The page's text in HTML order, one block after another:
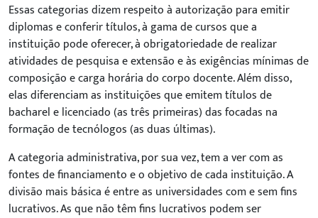
Essas categorias dizem respeito à autorização para emitir
diplomas e conferir títulos, à gama de cursos que a
instituição pode oferecer, à obrigatoriedade de realizar
atividades de pesquisa e extensão e às exigências mínimas de
composição e carga horária do corpo docente. Além disso,
elas diferenciam as instituições que emitem títulos de
bacharel e licenciado (as três primeiras) das focadas na
formação de tecnólogos (as duas últimas).
A categoria administrativa, por sua vez, tem a ver com as
fontes de financiamento e o objetivo de cada instituição. A
divisão mais básica é entre as universidades com e sem fins
lucrativos. As que não têm fins lucrativos podem ser